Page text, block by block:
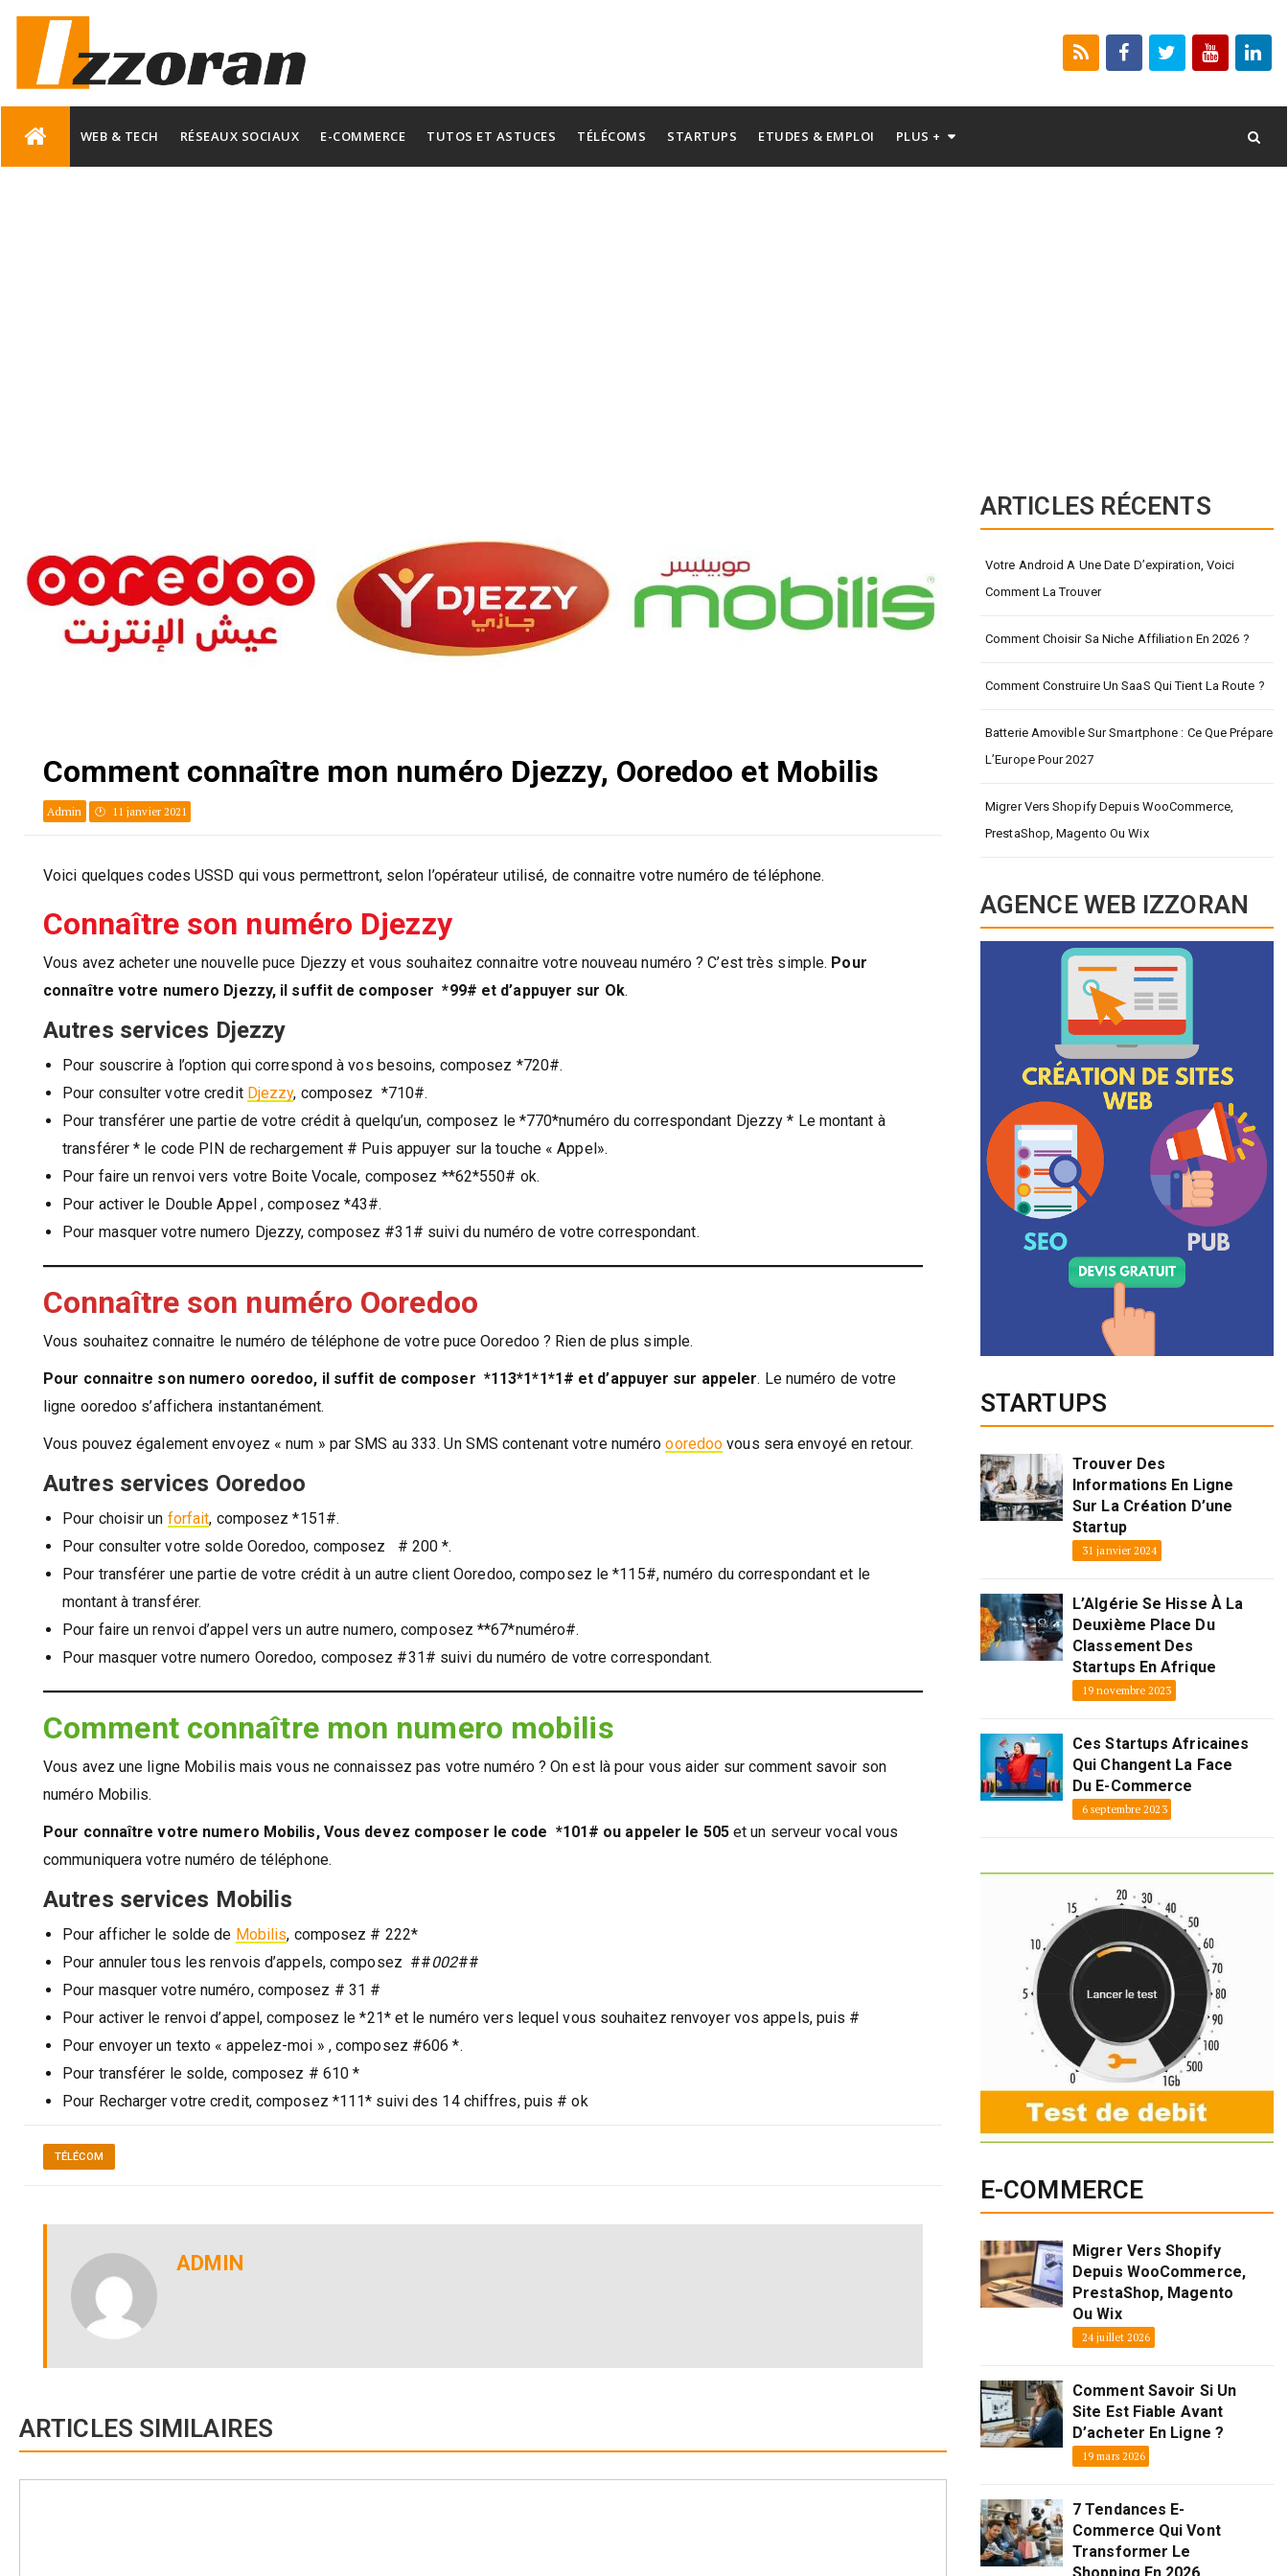
WEB & TECH RÉSEAUX SOCIAUX E-COMMERCE TUTOS ET ASTUCES TÉLÉCOMS STARTUPS ETUDES & EMPLOI PLUS +
Comment connaître mon numéro Djezzy, Ooredoo et Mobilis
Admin 11 janvier 2021
Voici quelques codes USSD qui vous permettront, selon l’opérateur utilisé, de connaitre votre numéro de téléphone.
Connaître son numéro Djezzy
Vous avez acheter une nouvelle puce Djezzy et vous souhaitez connaitre votre nouveau numéro ? C’est très simple. Pour
connaître votre numero Djezzy, il suffit de composer *99# et d’appuyer sur Ok.
Autres services Djezzy
Pour souscrire à l’option qui correspond à vos besoins, composez *720#.
Pour consulter votre credit Djezzy, composez *710#.
Pour transférer une partie de votre crédit à quelqu’un, composez le *770*numéro du correspondant Djezzy * Le montant à
transférer * le code PIN de rechargement # Puis appuyer sur la touche « Appel».
Pour faire un renvoi vers votre Boite Vocale, composez **62*550# ok.
Pour activer le Double Appel , composez *43#.
Pour masquer votre numero Djezzy, composez #31# suivi du numéro de votre correspondant.
Connaître son numéro Ooredoo
Vous souhaitez connaitre le numéro de téléphone de votre puce Ooredoo ? Rien de plus simple.
Pour connaitre son numero ooredoo, il suffit de composer *113*1*1*1# et d’appuyer sur appeler. Le numéro de votre
ligne ooredoo s’affichera instantanément.
Vous pouvez également envoyez « num » par SMS au 333. Un SMS contenant votre numéroooredoo vous sera envoyé en retour.
Autres services Ooredoo
Pour choisir un forfait, composez *151#.
Pour consulter votre solde Ooredoo, composez # 200 *.
Pour transférer une partie de votre crédit à un autre client Ooredoo, composez le *115#, numéro du correspondant et le
montant à transférer.
Pour faire un renvoi d’appel vers un autre numero, composez **67*numéro#.
Pour masquer votre numero Ooredoo, composez #31# suivi du numéro de votre correspondant.
Comment connaître mon numero mobilis
Vous avez une ligne Mobilis mais vous ne connaissez pas votre numéro ? On est là pour vous aider sur comment savoir son
numéro Mobilis.
Pour connaître votre numero Mobilis, Vous devez composer le code *101# ou appeler le 505 et un serveur vocal vous
communiquera votre numéro de téléphone.
Autres services Mobilis
Pour afficher le solde de Mobilis, composez # 222*
Pour annuler tous les renvois d’appels, composez ##002##
Pour masquer votre numéro, composez # 31 #
Pour activer le renvoi d’appel, composez le *21* et le numéro vers lequel vous souhaitez renvoyer vos appels, puis #
Pour envoyer un texto « appelez-moi » , composez #606 *.
Pour transférer le solde, composez # 610 *
Pour Recharger votre credit, composez *111* suivi des 14 chiffres, puis # ok
TÉLÉCOM
ADMIN
ARTICLES SIMILAIRES
ARTICLES RÉCENTS
Votre Android A Une Date D’expiration, Voici
Comment La Trouver
Comment Choisir Sa Niche Affiliation En 2026 ?
Comment Construire Un SaaS Qui Tient La Route ?
Batterie Amovible Sur Smartphone : Ce Que Prépare
L’Europe Pour 2027
Migrer Vers Shopify Depuis WooCommerce,
PrestaShop, Magento Ou Wix
AGENCE WEB IZZORAN
STARTUPS
Trouver Des
Informations En Ligne
Sur La Création D’une
Startup
31 janvier 2024
L’Algérie Se Hisse À La
Deuxième Place Du
Classement Des
Startups En Afrique
19 novembre 2023
Ces Startups Africaines
Qui Changent La Face
Du E-Commerce
6 septembre 2023
E-COMMERCE
Migrer Vers Shopify
Depuis WooCommerce,
PrestaShop, Magento
Ou Wix
24 juillet 2026
Comment Savoir Si Un
Site Est Fiable Avant
D’acheter En Ligne ?
19 mars 2026
7 Tendances E-
Commerce Qui Vont
Transformer Le